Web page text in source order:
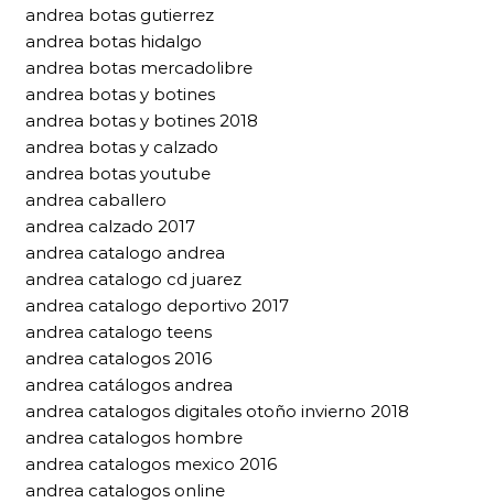
andrea botas gutierrez
andrea botas hidalgo
andrea botas mercadolibre
andrea botas y botines
andrea botas y botines 2018
andrea botas y calzado
andrea botas youtube
andrea caballero
andrea calzado 2017
andrea catalogo andrea
andrea catalogo cd juarez
andrea catalogo deportivo 2017
andrea catalogo teens
andrea catalogos 2016
andrea catálogos andrea
andrea catalogos digitales otoño invierno 2018
andrea catalogos hombre
andrea catalogos mexico 2016
andrea catalogos online